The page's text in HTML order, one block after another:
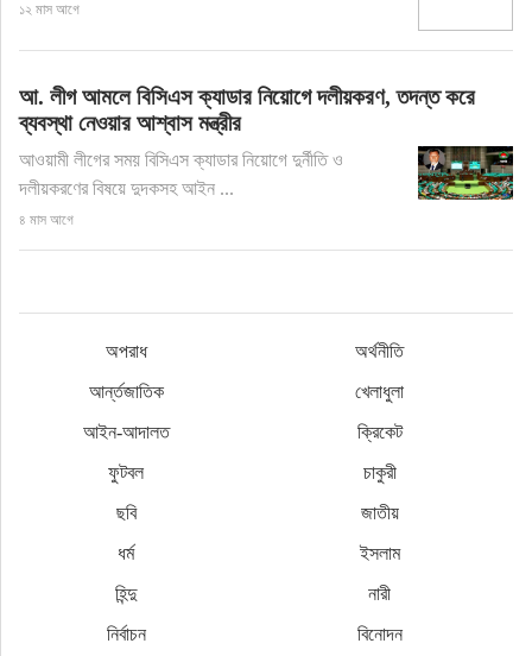
১২ মাস আগে
আ. লীগ আমলে বিসিএস ক্যাডার নিয়োগে দলীয়করণ, তদন্ত করে
ব্যবস্থা নেওয়ার আশ্বাস মন্ত্রীর
আওয়ামী লীগের সময় বিসিএস ক্যাডার নিয়োগে দুর্নীতি ও
দলীয়করণের বিষয়ে দুদকসহ আইন ...
৪ মাস আগে
অপরাধ
অর্থনীতি
আর্ন্তজাতিক
খেলাধুলা
আইন-আদালত
ক্রিকেট
ফুটবল
চাকুরী
ছবি
জাতীয়
ধর্ম
ইসলাম
হিন্দু
নারী
নির্বাচন
বিনোদন